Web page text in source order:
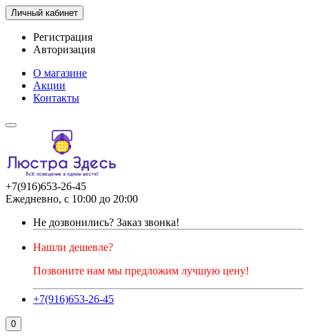
Личный кабинет
Регистрация
Авторизация
О магазине
Акции
Контакты
+7(916)653-26-45
Ежедневно, с 10:00 до 20:00
Не дозвонились? Заказ звонка!
Нашли дешевле?
Позвоните нам мы предложим лучшую цену!
+7(916)653-26-45
0